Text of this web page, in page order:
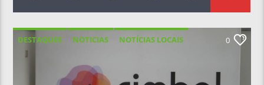
DESTAQUES NOTICIAS
NOTÍCIAS LOCAIS
NOTÍCIAS NACIONAIS
0